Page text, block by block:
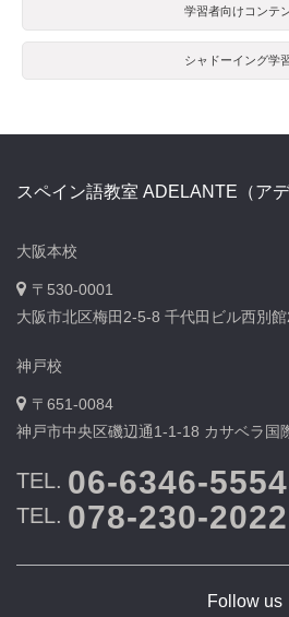
学習者向けコンテ
シャドーイング学
スペイン語教室 ADELANTE（アデ
大阪本校
〒530-0001
大阪市北区梅田2-5-8 千代田ビル西別館
神戸校
〒651-0084
神戸市中央区磯辺通1-1-18 カサベラ国
TEL. 06-6346-5554
TEL. 078-230-2022
Follow us